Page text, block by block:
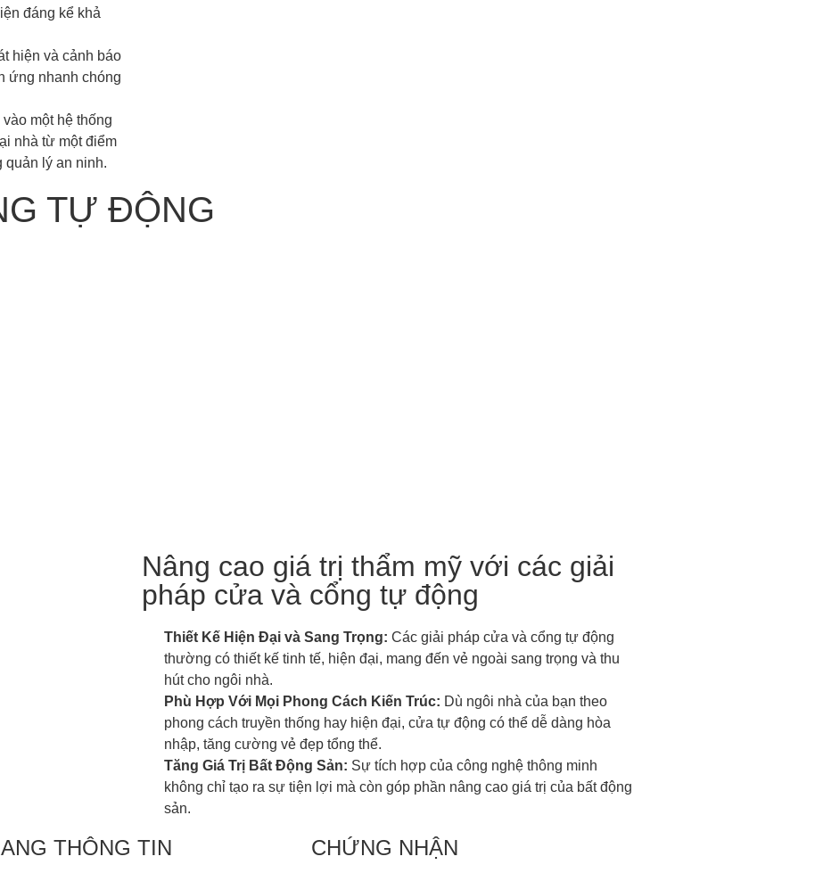
đáng kể khả
hiện và cảnh báo
ứng nhanh chóng
một hệ thống
nhà từ một điểm
quản lý an ninh.
TỰ ĐỘNG
Nâng cao giá trị thẩm mỹ với các giải
pháp cửa và cổng tự động
Thiết Kế Hiện Đại và Sang Trọng: Các giải pháp cửa và cổng tự động
thường có thiết kế tinh tế, hiện đại, mang đến vẻ ngoài sang trọng và thu
hút cho ngôi nhà.
Phù Hợp Với Mọi Phong Cách Kiến Trúc: Dù ngôi nhà của bạn theo
phong cách truyền thống hay hiện đại, cửa tự động có thể dễ dàng hòa
nhập, tăng cường vẻ đẹp tổng thể.
Tăng Giá Trị Bất Động Sản: Sự tích hợp của công nghệ thông minh
không chỉ tạo ra sự tiện lợi mà còn góp phần nâng cao giá trị của bất động
sản.
THÔNG TIN CHỨNG NHẬN